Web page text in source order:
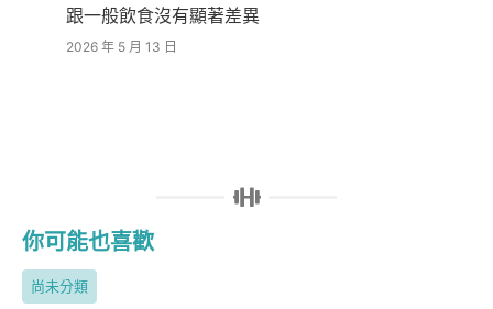
跟一般飲食沒有顯著差異
2026 年 5 月 13 日
你可能也喜歡
尚未分類